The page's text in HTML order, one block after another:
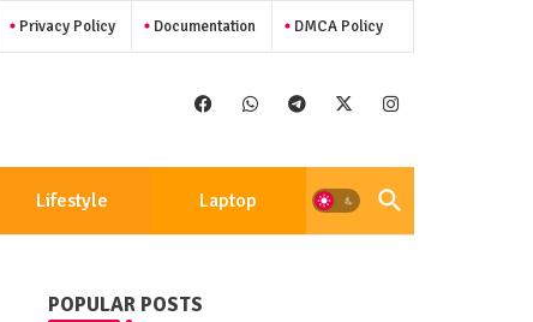
Privacy Policy Documentation DMCA Policy
Lifestyle Laptop
POPULAR POSTS